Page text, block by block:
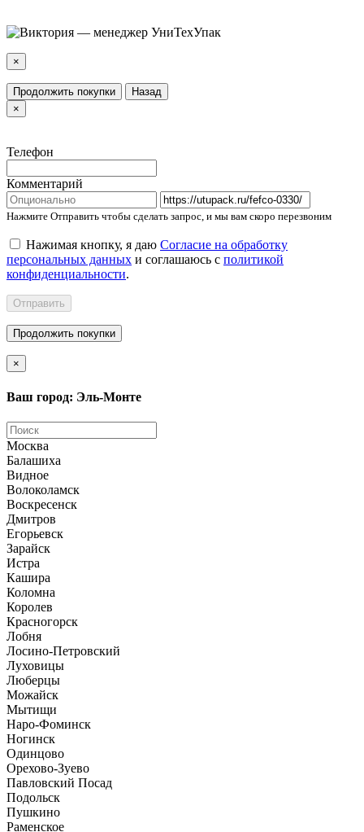
×
Продолжить покупки
Назад
×
Телефон
Комментарий
Нажмите Отправить чтобы сделать запрос, и мы вам скоро перезвоним
Нажимая кнопку, я даю Согласие на обработку
персональных данных и соглашаюсь с политикой
конфиденциальности.
Отправить
Продолжить покупки
×
Ваш город: Эль-Монте
Москва
Балашиха
Видное
Волоколамск
Воскресенск
Дмитров
Егорьевск
Зарайск
Истра
Кашира
Коломна
Королев
Красногорск
Лобня
Лосино-Петровский
Луховицы
Люберцы
Можайск
Мытищи
Наро-Фоминск
Ногинск
Одинцово
Орехово-Зуево
Павловский Посад
Подольск
Пушкино
Раменское